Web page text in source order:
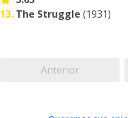
13. The Struggle (1931)
Anterior